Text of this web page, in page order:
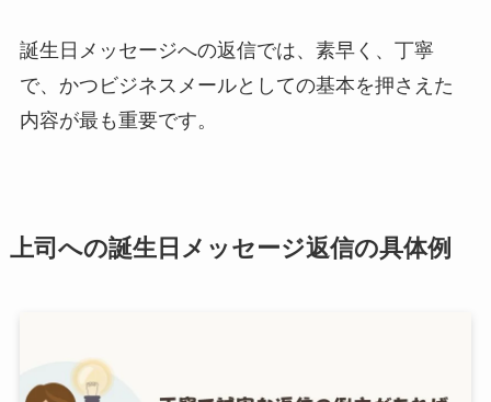
誕生日メッセージへの返信では、素早く、丁寧
で、かつビジネスメールとしての基本を押さえた
内容が最も重要です。
上司への誕生日メッセージ返信の具体例